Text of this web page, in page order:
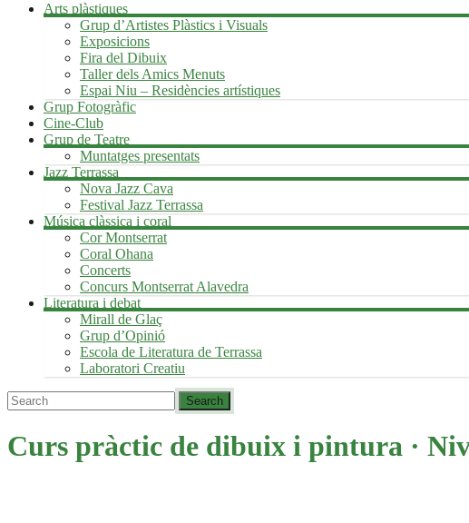
Arts plàstiques
Grup d’Artistes Plàstics i Visuals
Exposicions
Fira del Dibuix
Taller dels Amics Menuts
Espai Niu – Residències artístiques
Grup Fotogràfic
Cine-Club
Grup de Teatre
Muntatges presentats
Jazz Terrassa
Nova Jazz Cava
Festival Jazz Terrassa
Música clàssica i coral
Cor Montserrat
Coral Ohana
Concerts
Concurs Montserrat Alavedra
Literatura i debat
Mirall de Glaç
Grup d’Opinió
Escola de Literatura de Terrassa
Laboratori Creatiu
Curs pràctic de dibuix i pintura ·